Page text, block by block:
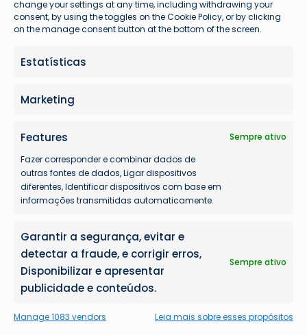
change your settings at any time, including withdrawing your
consent, by using the toggles on the Cookie Policy, or by clicking
on the manage consent button at the bottom of the screen.
Estatísticas
Marketing
Features
Sempre ativo
Fazer corresponder e combinar dados de
outras fontes de dados, Ligar dispositivos
diferentes, Identificar dispositivos com base em
informações transmitidas automaticamente.
Garantir a segurança, evitar e
detectar a fraude, e corrigir erros,
Disponibilizar e apresentar
publicidade e conteúdos.
Sempre ativo
Manage 1083 vendors Leia mais sobre esses propósitos